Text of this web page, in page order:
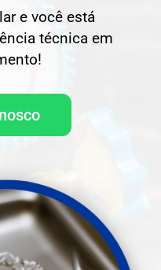
e você está
técnica em